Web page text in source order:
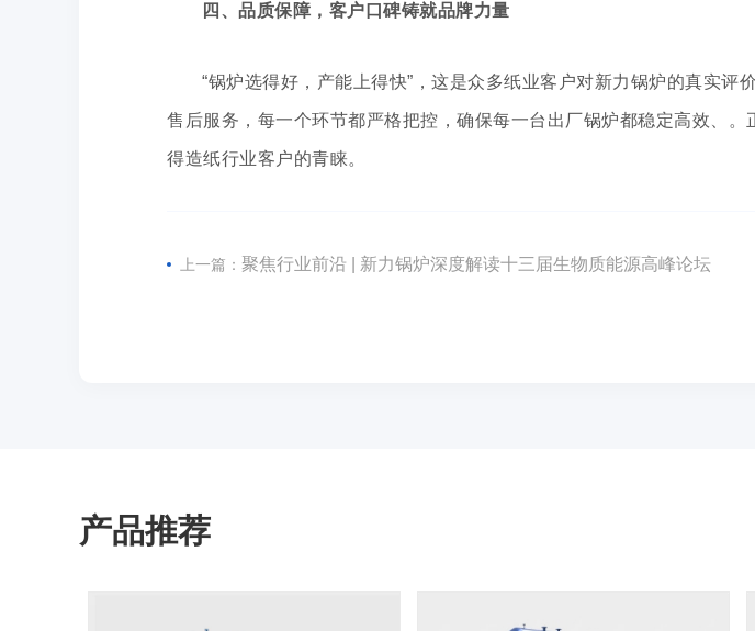
四、品质保障，客户口碑铸就品牌力量
“锅炉选得好，产能上得快”，这是众多纸业客户对新力锅炉的真实评
售后服务，每一个环节都严格把控，确保每一台出厂锅炉都稳定高效、
得造纸行业客户的青睐。
上一篇： 聚焦行业前沿 | 新力锅炉深度解读十三届生物质能源高峰论坛
产品推荐